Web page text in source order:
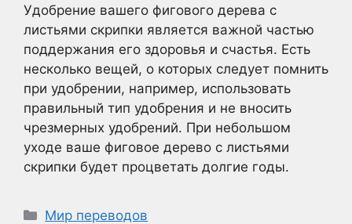
Удобрение вашего фигового дерева с
листьями скрипки является важной частью
поддержания его здоровья и счастья. Есть
несколько вещей, о которых следует помнить
при удобрении, например, использовать
правильный тип удобрения и не вносить
чрезмерных удобрений. При небольшом
уходе ваше фиговое дерево с листьями
скрипки будет процветать долгие годы.
Рубрики
Мир переводов